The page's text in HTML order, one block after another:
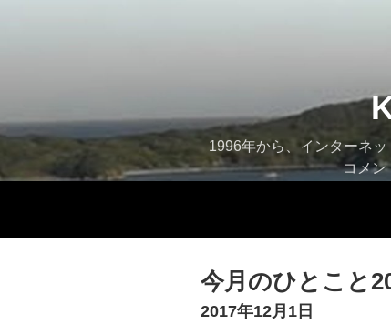
ス
ッ
1996年から、インターネ
コメン
今月のひとこと
2017年12月1日